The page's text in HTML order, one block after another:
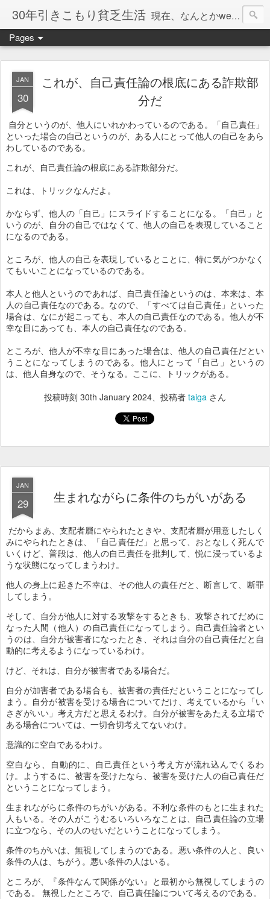
30年引きこもり貧乏生活 現在、なんとかweb系の仕事で食べています。このブログで扱う問題は「この世とはなにか」「人生とはなにか」「人間とはなにか」「強迫神経症の原因と解決法」「うつ病の原因と寄り添う方法」「家族の問題」などについてです。
Pages
JAN
30
これが、自己責任論の根底にある詐欺部
分だ
自分というのが、他人にいれかわっているのである。「自己責任」
といった場合の自己というのが、ある人にとって他人の自己をあら
わしているのである。
これが、自己責任論の根底にある詐欺部分だ。
これは、トリックなんだよ。
かならず、他人の「自己」にスライドすることになる。「自己」と
いうのが、自分の自己ではなくて、他人の自己を表現していること
になるのである。
ところが、他人の自己を表現しているとことに、特に気がつかなく
てもいいことになっているのである。
本人と他人というのであれば、自己責任論というのは、本来は、本
人の自己責任なのである。なので、「すべては自己責任」といった
場合は、なにが起こっても、本人の自己責任なのである。他人が不
幸な目にあっても、本人の自己責任なのである。
ところが、他人が不幸な目にあった場合は、他人の自己責任だとい
うことになってしまうのである。他人にとって「自己」というの
は、他人自身なので、そうなる。ここに、トリックがある。
投稿時刻 30th January 2024、投稿者 taiga さん
JAN
29 生まれながらに条件のちがいがある
だからまあ、支配者層にやられたときや、支配者層が用意したしく
みにやられたときは、「自己責任だ」と思って、おとなしく死んで
いくけど、普段は、他人の自己責任を批判して、悦に浸っているよ
うな状態になってしまうわけ。
他人の身上に起きた不幸は、その他人の責任だと、断言して、断罪
してしまう。
そして、自分が他人に対する攻撃をするときも、攻撃されてだめに
なった人間（他人）の自己責任になってしまう。自己責任論者とい
うのは、自分が被害者になったとき、それは自分の自己責任だと自
動的に考えるようになっているわけ。
けど、それは、自分が被害者である場合だ。
自分が加害者である場合も、被害者の責任だということになってし
まう。自分が被害を受ける場合についてだけ、考えているから「い
さぎがいい」考え方だと思えるわけ。自分が被害をあたえる立場で
ある場合については、一切合切考えてないわけ。
意識的に空白であるわけ。
空白なら、自動的に、自己責任という考え方が流れ込んでくるわ
け。ようするに、被害を受けたなら、被害を受けた人の自己責任だ
ということになってしまう。
生まれながらに条件のちがいがある。不利な条件のもとに生まれた
人もいる。その人がこうむるいろいろなことは、自己責任論の立場
に立つなら、その人のせいだということになってしまう。
条件のちがいは、無視してしまうのである。悪い条件の人と、良い
条件の人は、ちがう。悪い条件の人はいる。
ところが、『条件なんて関係がない』と最初から無視してしまうの
である。 無視したところで、自己責任論について考えるのである。